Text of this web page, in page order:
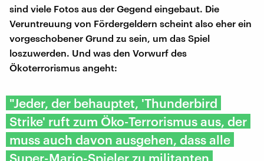
sind viele Fotos aus der Gegend eingebaut. Die
Veruntreuung von Fördergeldern scheint also eher ein
vorgeschobener Grund zu sein, um das Spiel
loszuwerden. Und was den Vorwurf des
Ökoterrorismus angeht:
"Jeder, der behauptet, 'Thunderbird
Strike' ruft zum Öko-Terrorismus aus, der
muss auch davon ausgehen, dass alle
Super-Mario-Spieler zu militanten